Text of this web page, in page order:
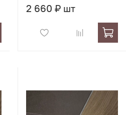
2 660 ₽ шт